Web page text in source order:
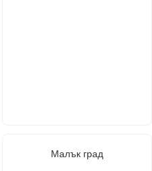
Малък град